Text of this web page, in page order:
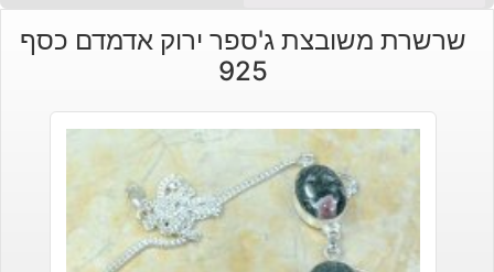
שרשרת משובצת ג'ספר ירוק אדמדם כסף
925